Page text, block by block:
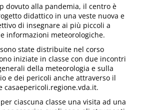
dovuto alla pandemia, il centro è
didattico in una veste nuova e
di insegnare ai più piccoli a
informazioni meteorologiche.
state distribuite nel corso
iniziate in classe con due incontri
della meteorologia e sulla
e dei pericoli anche attraverso il
casaepericoli.regione.vda.it.
ciascuna classe una visita ad una